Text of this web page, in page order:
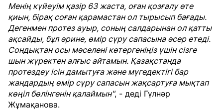
Менің күйеуім қазір 63 жаста, оған қозғалу өте
қиын, бірақ соған қарамастан ол тырысып бағады.
Дегенмен протез ауыр, соның салдарынан ол қатты
ақсайды, бұл әрине, өмір сүру сапасына әсер етеді.
Сондықтан осы мәселені көтергеніңіз үшін сізге
шын жүректен алғыс айтамын. Қазақстанда
протездеу ісін дамытуға және мүгедектігі бар
жандардың өмір сүру сапасын жақсартуға мықтап
көңіл бөлінгенін қалаймын", - деді Гүлнәр
Жұмақанова.